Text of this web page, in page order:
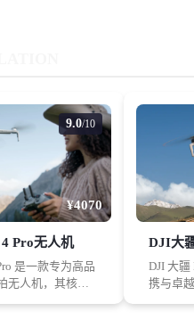
拍照模式，以 32.4 公里/
固件版本下，结果或有不
37 分钟
该续航时间在受控测试环
AirSense、相机参数调整
用方式、固件版本下，结
28 公里
本数据在风洞实验环境下
9.0/10
¥4070
Pro无人机
是一款专为高品
无人机，其核心
DJI大
DJI 大
携与卓